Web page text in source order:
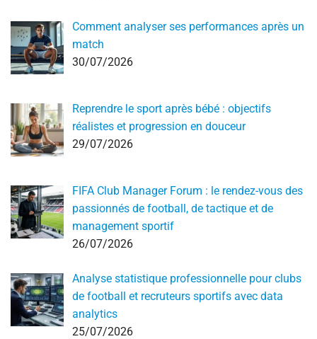
Comment analyser ses performances après un
match
30/07/2026
Reprendre le sport après bébé : objectifs
réalistes et progression en douceur
29/07/2026
FIFA Club Manager Forum : le rendez-vous des
passionnés de football, de tactique et de
management sportif
26/07/2026
Analyse statistique professionnelle pour clubs
de football et recruteurs sportifs avec data
analytics
25/07/2026